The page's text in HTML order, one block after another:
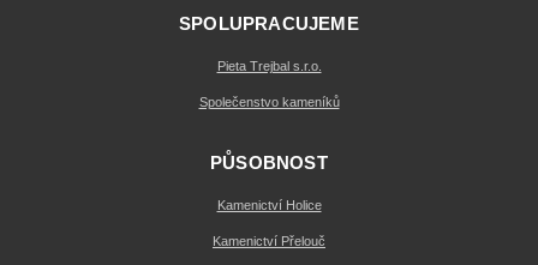
SPOLUPRACUJEME
Pieta Trejbal s.r.o.
Společenstvo kameníků
PŮSOBNOST
Kamenictví Holice
Kamenictví Přelouč